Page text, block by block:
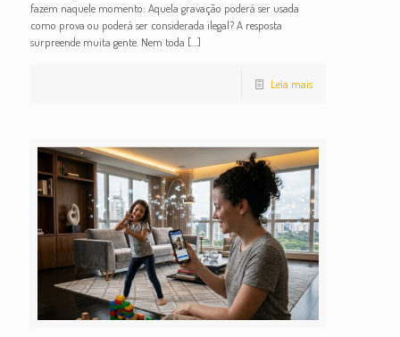
fazem naquele momento: Aquela gravação poderá ser usada
como prova ou poderá ser considerada ilegal? A resposta
surpreende muita gente. Nem toda […]
Leia mais